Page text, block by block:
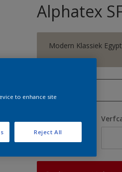
Alphatex
Modern Klassiek
2,5 L
10 L
to enhance site
Reject All